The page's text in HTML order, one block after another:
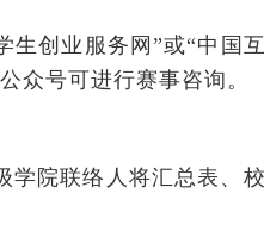
生创业服务网”或“中国
众号可进行赛事咨询。
学院联络人将汇总表、